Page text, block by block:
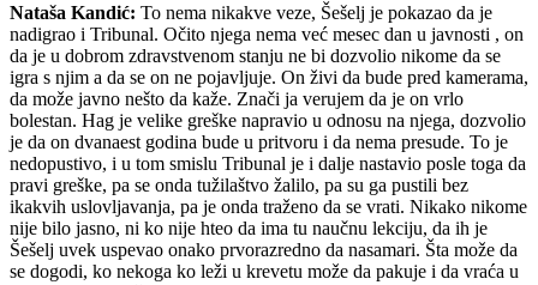
Nataša Kandić: To nema nikakve veze, Šešelj je pokazao da je
nadigrao i Tribunal. Očito njega nema već mesec dan u javnosti , on
da je u dobrom zdravstvenom stanju ne bi dozvolio nikome da se
igra s njim a da se on ne pojavljuje. On živi da bude pred kamerama,
da može javno nešto da kaže. Znači ja verujem da je on vrlo
bolestan. Hag je velike greške napravio u odnosu na njega, dozvolio
je da on dvanaest godina bude u pritvoru i da nema presude. To je
nedopustivo, i u tom smislu Tribunal je i dalje nastavio posle toga da
pravi greške, pa se onda tužilaštvo žalilo, pa su ga pustili bez
ikakvih uslovljavanja, pa je onda traženo da se vrati. Nikako nikome
nije bilo jasno, ni ko nije hteo da ima tu naučnu lekciju, da ih je
Šešelj uvek uspevao onako prvorazredno da nasamari. Šta može da
se dogodi, ko nekoga ko leži u krevetu može da pakuje i da vraća u